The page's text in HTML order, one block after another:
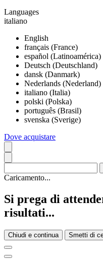
Languages
italiano
English
français (France)
español (Latinoamérica)
Deutsch (Deutschland)
dansk (Danmark)
Nederlands (Nederland)
italiano (Italia)
polski (Polska)
português (Brasil)
svenska (Sverige)
Dove acquistare
Caricamento...
Si prega di
risultati...
Chiudi e continua Smetti di